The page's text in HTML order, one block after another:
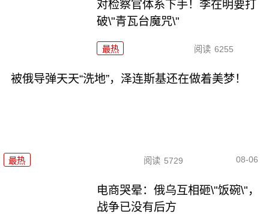
对检察官体系下手！李在明要打
破\"青瓦台魔咒\"
最热 阅读 6255
被俄导弹天天“洗地”，泽连斯基还在做着美梦！
最热 阅读 5729 08-06
电商哭晕：俄乌互相砸\"饭碗\"，
战争已没有后方